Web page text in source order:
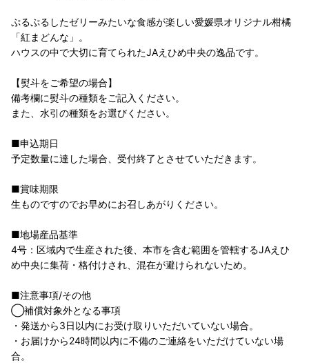
ぷるぷるしたゼリーみたいな食感が楽しい愛媛県オリジナル柑橘
「紅まどんな」。
ハウスの中で大切に育てられたJAえひめ中央の逸品です。
【熨斗をご希望の場合】
備考欄に熨斗の種類をご記入ください。
また、水引の種類をお選びください。
■申込期日
予定数量に達した場合、受付終了とさせていただきます。
■賞味期限
生ものですのでお早めにお召しあがりください。
■地場産品基準
4号：区域内で生産された後、本市を含む範囲を管轄するJAえひ
め中央に集荷・格付けされ、混在が避けられないため。
■注意事項/その他
◯補償対象外となる事項
・発送から3日以内にお受け取りいただいていない場合。
・お届けから24時間以内に不備のご連絡をいただけていない場
合。